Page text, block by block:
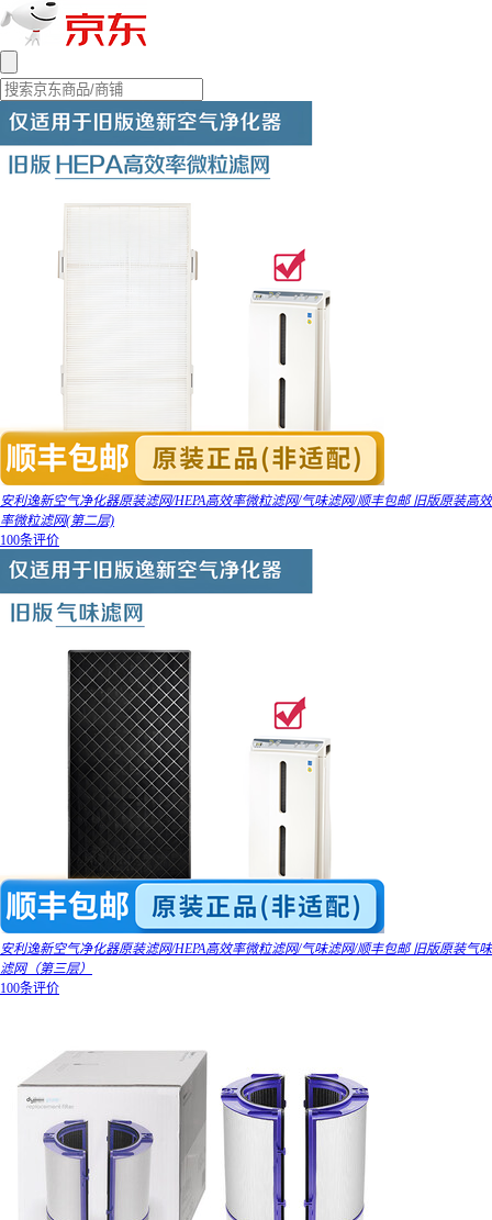
安利逸新空气净化器原装滤网/HEPA高效率微粒滤网/气味滤网/顺丰包邮 旧版原装高效
率微粒滤网(第二层)
100条评价
安利逸新空气净化器原装滤网/HEPA高效率微粒滤网/气味滤网/顺丰包邮 旧版原装气味
滤网（第三层）
100条评价